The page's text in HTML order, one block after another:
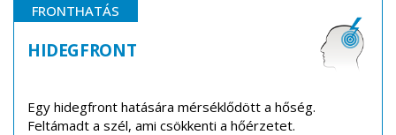
FRONTHATÁS
HIDEGFRONT
Egy hidegfront hatására mérséklődött a hőség.
Feltámadt a szél, ami csökkenti a hőérzetet.